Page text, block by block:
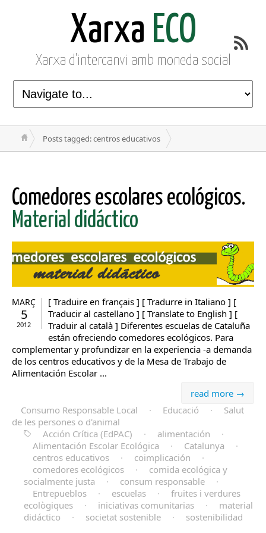
Xarxa ECO
Xarxa d'intercanvi amb moneda social
Posts tagged: centros educativos
Comedores escolares ecológicos.
Material didáctico
MARÇ
5
2012
[ Traduire en français ] [ Tradurre in Italiano ] [
Traducir al castellano ] [ Translate to English ] [
Traduir al català ] Diferentes escuelas de Cataluña
están ofreciendo comedores ecológicos. Para
complementar y profundizar en la experiencia -a demanda
de los centros educativos y de la Mesa de Trabajo de
Alimentación Escolar ...
read more →
Consumo Responsable Local
· Educació ·
Salut
de les persones o d'animal
Acción Crítica (EdPAC)
· alimentación
·
Alimentación Escolar Ecológica
· Catalunya
·
centros educativos
· coimplicación
·
comedores ecológicos
·
comida ecológica y
socialmente justa
· consum responsable
·
Entrepueblos
· escuelas ·
fruites i verdures
ecològiques
· iniciativas comunitarias ·
material
didáctico
· societat sostenible · sostenibilidad